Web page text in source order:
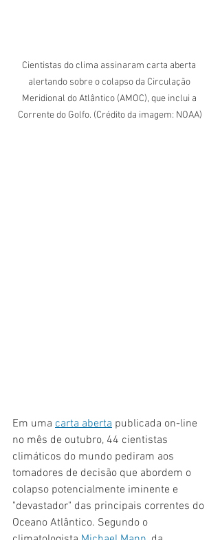
Cientistas do clima assinaram carta aberta
alertando sobre o colapso da Circulação
Meridional do Atlântico (AMOC), que inclui a
Corrente do Golfo. (Crédito da imagem: NOAA)
Em uma carta aberta publicada on-line
no mês de outubro, 44 cientistas
climáticos do mundo pediram aos
tomadores de decisão que abordem o
colapso potencialmente iminente e
"devastador" das principais correntes do
Oceano Atlântico. Segundo o